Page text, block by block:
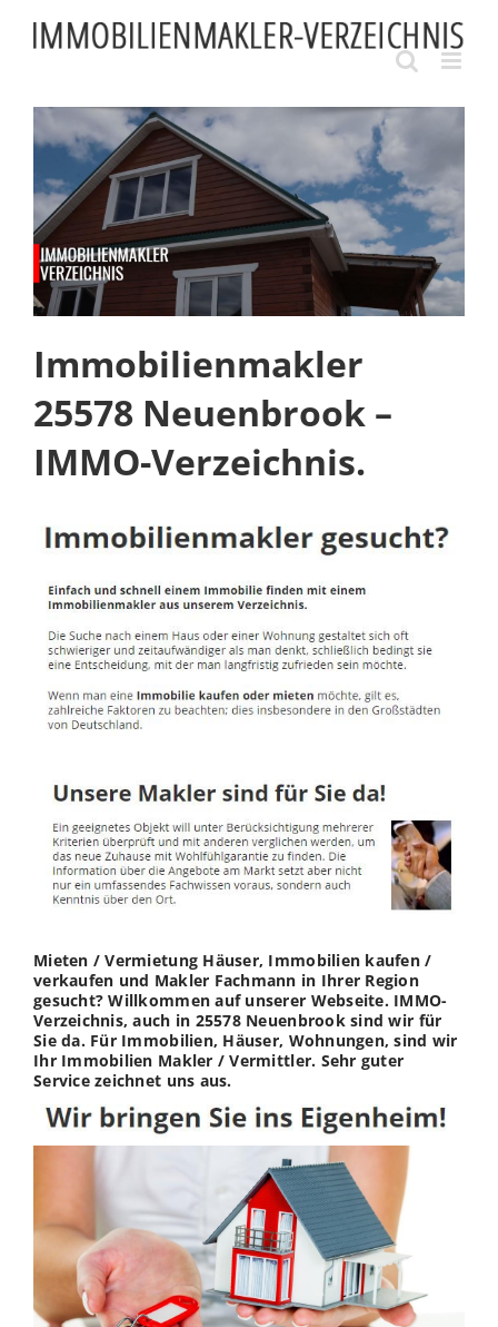
content
Immobilienmakler
25578 Neuenbrook –
IMMO-Verzeichnis.
Mieten / Vermietung Häuser, Immobilien kaufen /
verkaufen und Makler Fachmann in Ihrer Region
gesucht? Willkommen auf unserer Webseite. IMMO-
Verzeichnis, auch in 25578 Neuenbrook sind wir für
Sie da. Für Immobilien, Häuser, Wohnungen, sind wir
Ihr Immobilien Makler / Vermittler. Sehr guter
Service zeichnet uns aus.